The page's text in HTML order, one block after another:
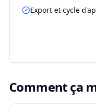
Export et cycle
Comment ça